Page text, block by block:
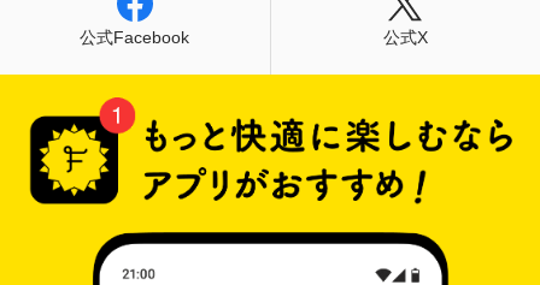
公式Facebook 公式X